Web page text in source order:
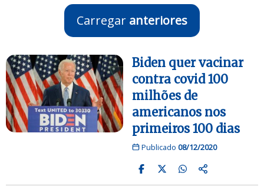
Carregar anteriores
Biden quer vacinar
contra covid 100
milhões de
americanos nos
primeiros 100 dias
Publicado 08/12/2020